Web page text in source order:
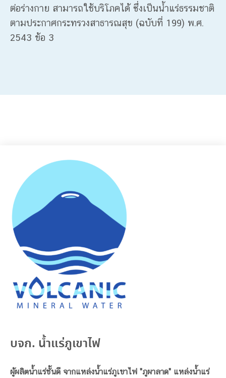
ต่อร่างกาย สามารถใช้บริโภคได้ ซึ่งเป็นน้ำแร่ธรรมชาติ
ตามประกาศกระทรวงสาธารณสุข (ฉบับที่ 199) พ.ศ.
2543 ข้อ 3
บจก. น้ำแร่ภูเขาไฟ
ผู้ผลิตน้ำแร่ชั้นดี จากแหล่งน้ำแร่ภูเขาไฟ "ภูผาลาด" แหล่งน้ำแร่